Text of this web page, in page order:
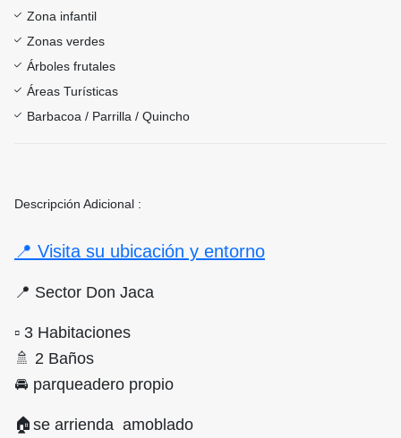
Zona infantil
Zonas verdes
Árboles frutales
Áreas Turísticas
Barbacoa / Parrilla / Quincho
Descripción Adicional :
📍 Visita su ubicación y entorno
📍 Sector Don Jaca
▫ 3 Habitaciones
🚿 2 Baños
🚘 parqueadero propio
🏠se arrienda amoblado